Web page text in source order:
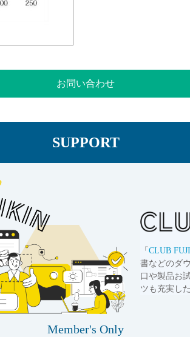
お問い合わせ
SUPPORT
「 CLUB
書などのダ
口や製品お
ツも充実し
Member's Only